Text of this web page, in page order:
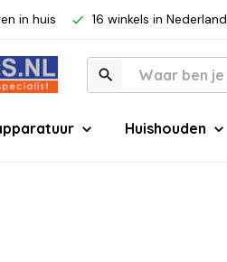
in huis 16 winkels in Nederland
Huishouden